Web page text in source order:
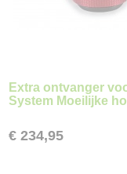
Extra ontvanger
System Moeilijke
€ 234,95